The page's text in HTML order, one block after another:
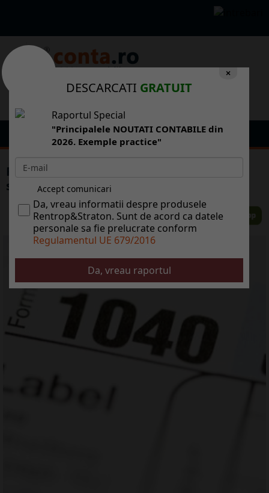
File de contabilitate: Contestarea
sanctiunilor fiscale
×
DESCARCATI GRATUIT
Raportul Special
"Principalele NOUTATI CONTABILE din
2026. Exemple practice"
Accept comunicari
Da, vreau informatii despre produsele
Rentrop&Straton. Sunt de acord ca datele
personale sa fie prelucrate conform
Regulamentul UE 679/2016